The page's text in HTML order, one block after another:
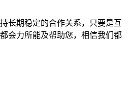
长期稳定的合作关系，只要是互
会力所能及帮助您，相信我们都